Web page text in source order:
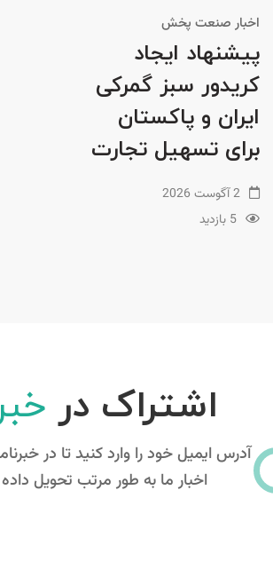
اخبار صنعت پخش
پیشنهاد ایجاد
کریدور سبز گمرکی
ایران و پاکستان
برای تسهیل تجارت
5 بازدید
اشتراک در
آدرس ایمیل خود را وارد کنید تا در
اخبار ما به طور مرتب تحویل